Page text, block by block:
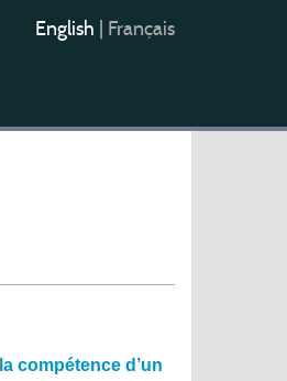
English Français
compétence d’un